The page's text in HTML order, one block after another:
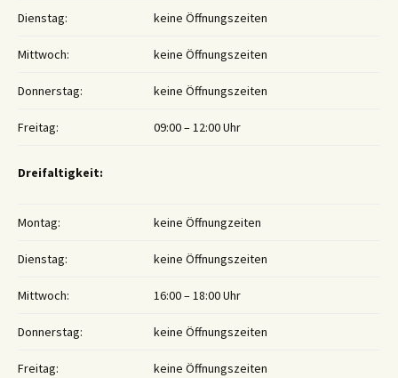
Dienstag: keine Öffnungszeiten
Mittwoch: keine Öffnungszeiten
Donnerstag: keine Öffnungszeiten
Freitag: 09:00 – 12:00 Uhr
Dreifaltigkeit:
Montag: keine Öffnungzeiten
Dienstag: keine Öffnungszeiten
Mittwoch: 16:00 – 18:00 Uhr
Donnerstag: keine Öffnungszeiten
Freitag: keine Öffnungszeiten